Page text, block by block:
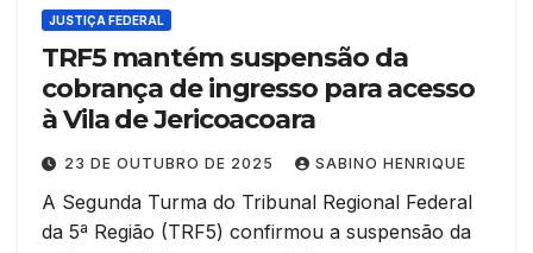
JUSTIÇA FEDERAL
TRF5 mantém suspensão da
cobrança de ingresso para acesso
à Vila de Jericoacoara
23 DE OUTUBRO DE 2025 SABINO HENRIQUE
A Segunda Turma do Tribunal Regional Federal
da 5ª Região (TRF5) confirmou a suspensão da